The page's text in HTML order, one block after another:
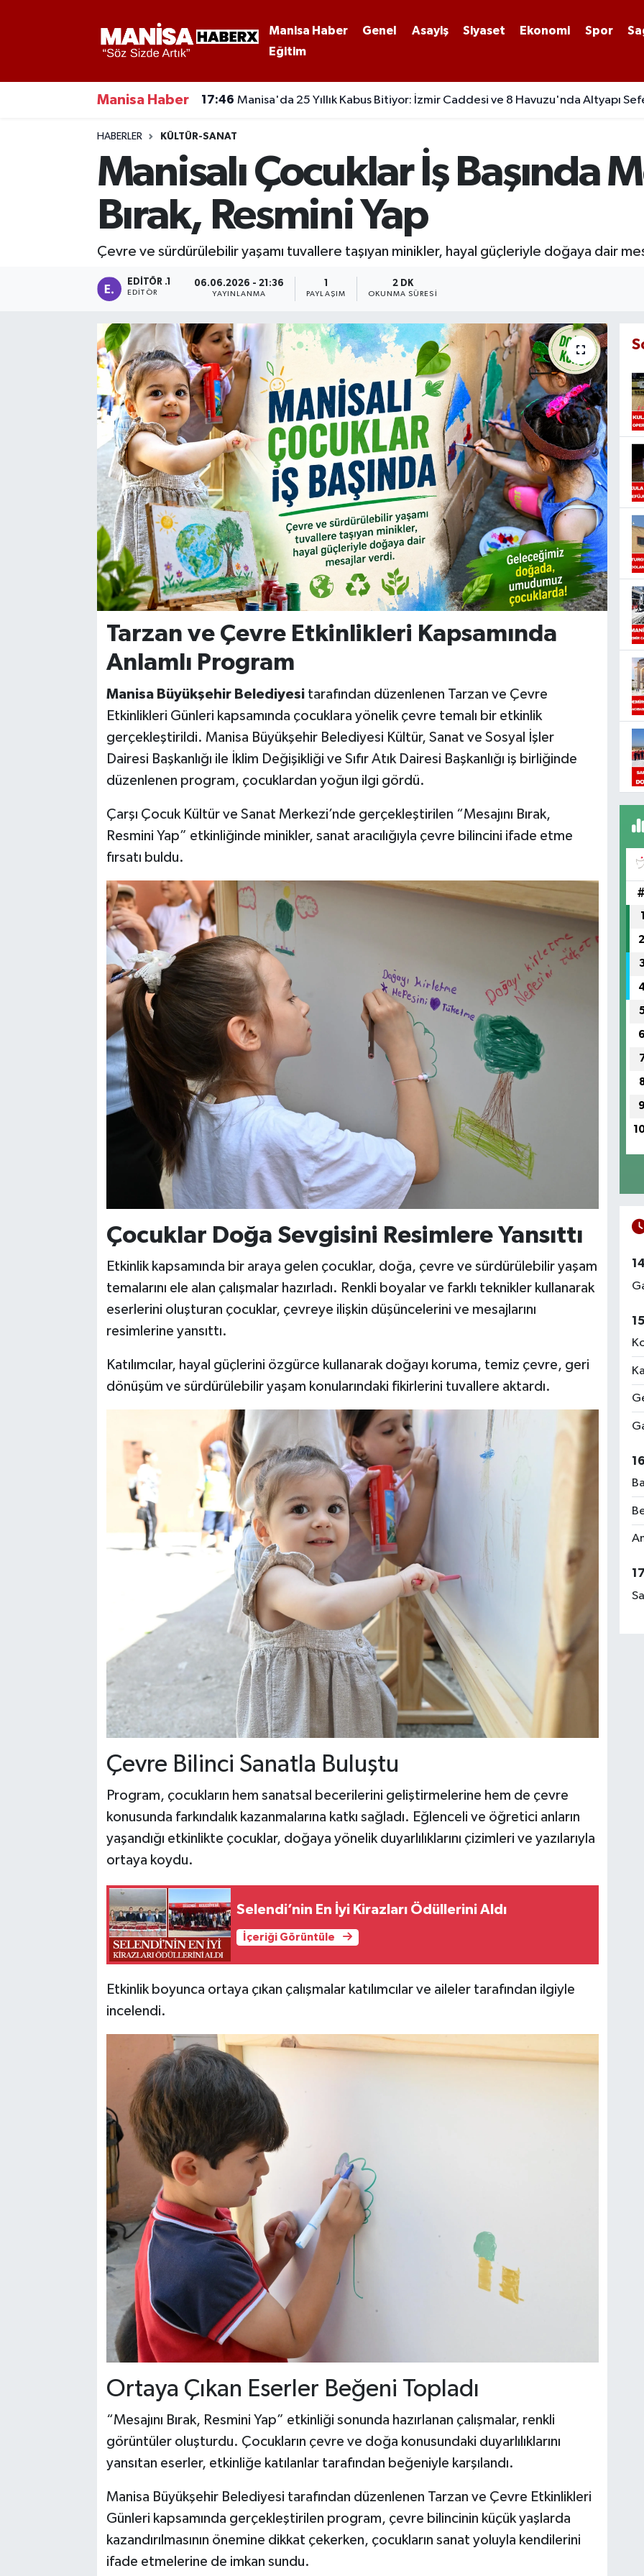
Manisa Haber Genel Asayiş Siyaset Ekonomi Spor
Eğitim
Manisa Haber 17:46 Manisa'da 25 Yıllık Kabus Bitiyor: İzmir Caddesi ve 8 Havuzu'nda Altyapı
HABERLER KÜLTÜR-SANAT
Manisalı Çocuklar İş Başında
Bırak, Resmini Yap
Çevre ve sürdürülebilir yaşamı tuvallere taşıyan minikler, hayal güçleriyle doğaya dair
EDITÖR .1
EDITÖR
06.06.2026 - 21:36
YAYINLANMA PAYLAŞIM
2 DK
OKUNMA SÜRESI
Tarzan ve Çevre Etkinlikleri Kapsamında
Anlamlı Program
Manisa Büyükşehir Belediyesi tarafından düzenlenen Tarzan ve Çevre
Etkinlikleri Günleri kapsamında çocuklara yönelik çevre temalı bir etkinlik
gerçekleştirildi. Manisa Büyükşehir Belediyesi Kültür, Sanat ve Sosyal İşler
Dairesi Başkanlığı ile İklim Değişikliği ve Sıfır Atık Dairesi Başkanlığı iş birliğinde
düzenlenen program, çocuklardan yoğun ilgi gördü.
Çarşı Çocuk Kültür ve Sanat Merkezi’nde gerçekleştirilen “Mesajını Bırak,
Resmini Yap” etkinliğinde minikler, sanat aracılığıyla çevre bilincini ifade etme
fırsatı buldu.
Çocuklar Doğa Sevgisini Resimlere Yansıttı
Etkinlik kapsamında bir araya gelen çocuklar, doğa, çevre ve sürdürülebilir yaşam
temalarını ele alan çalışmalar hazırladı. Renkli boyalar ve farklı teknikler kullanarak
eserlerini oluşturan çocuklar, çevreye ilişkin düşüncelerini ve mesajlarını
resimlerine yansıttı.
Katılımcılar, hayal güçlerini özgürce kullanarak doğayı koruma, temiz çevre, geri
dönüşüm ve sürdürülebilir yaşam konularındaki fikirlerini tuvallere aktardı.
Çevre Bilinci Sanatla Buluştu
Program, çocukların hem sanatsal becerilerini geliştirmelerine hem de çevre
konusunda farkındalık kazanmalarına katkı sağladı. Eğlenceli ve öğretici anların
yaşandığı etkinlikte çocuklar, doğaya yönelik duyarlılıklarını çizimleri ve yazılarıyla
ortaya koydu.
Selendi’nin En İyi Kirazları Ödüllerini Aldı
İçeriği Görüntüle
Etkinlik boyunca ortaya çıkan çalışmalar katılımcılar ve aileler tarafından ilgiyle
incelendi.
Ortaya Çıkan Eserler Beğeni Topladı
“Mesajını Bırak, Resmini Yap” etkinliği sonunda hazırlanan çalışmalar, renkli
görüntüler oluşturdu. Çocukların çevre ve doğa konusundaki duyarlılıklarını
yansıtan eserler, etkinliğe katılanlar tarafından beğeniyle karşılandı.
Manisa Büyükşehir Belediyesi tarafından düzenlenen Tarzan ve Çevre Etkinlikleri
Günleri kapsamında gerçekleştirilen program, çevre bilincinin küçük yaşlarda
kazandırılmasının önemine dikkat çekerken, çocukların sanat yoluyla kendilerini
ifade etmelerine de imkan sundu.
#
1
2
6
9
Kültür-Sanat
Manisaspor
Gizlilik Sözleşmesi
Manisa Nöbetçi Eczaneler
Manisa Hava Durumu
Manisa Trafik Yoğunluk Haritası
Süper Lig Puan Durumu ve Fikstür
Son Dakika Haberleri